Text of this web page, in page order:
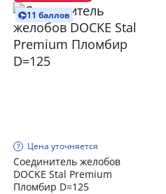
11 баллов
Цена уточняется
Соединитель желобов
DOCKE Stal Premium
Пломбир D=125